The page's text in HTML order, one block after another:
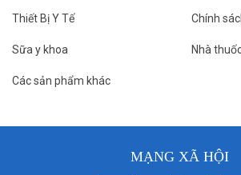
Thiết Bị Y Tế
Sữa y khoa
Các sản phẩm khác
Chính
Nhà
MẠNG XÃ HỘI